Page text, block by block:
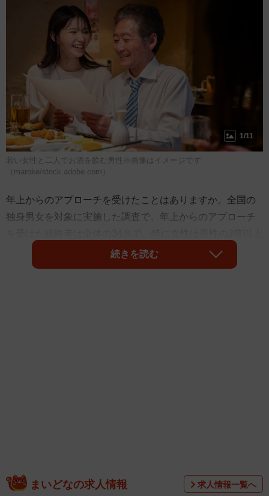
1/11
若い女性と二人でお酒を飲む男性※画像はイメージです
（maroke/stock.adobe.com）
年上からのアプローチを受けたことはありますか。全国の
独身男女を対象に実施した調査で、年上からのアプローチ
の割合でアプローチを受けているということが判明しまし
たもので、全国の18歳以上の独身男女464名（男性211名／
続きを読む
まいどなの求人情報 求人情報一覧へ